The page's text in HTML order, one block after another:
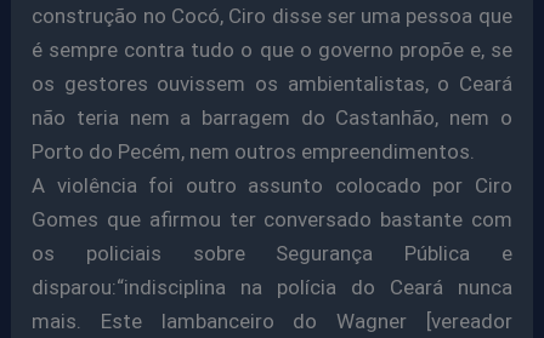
construção no Cocó, Ciro disse ser uma pessoa que
é sempre contra tudo o que o governo propõe e, se
os gestores ouvissem os ambientalistas, o Ceará
não teria nem a barragem do Castanhão, nem o
Porto do Pecém, nem outros empreendimentos.
A violência foi outro assunto colocado por Ciro
Gomes que afirmou ter conversado bastante com
os policiais sobre Segurança Pública e
disparou:“indisciplina na polícia do Ceará nunca
mais. Este lambanceiro do Wagner [vereador